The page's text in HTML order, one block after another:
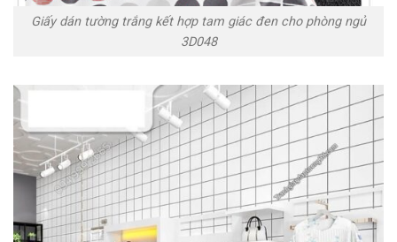
Giấy dán tường trắng kết hợp tam giác đen cho phòng ngủ
3D048